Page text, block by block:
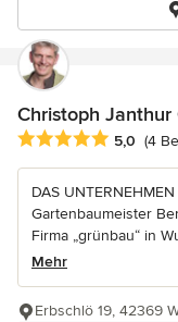
Christoph Janthur
Durchschnittliche
5,0 (4
DAS
Gartenbaumeister
Firma „grünbau“ in
Mehr
Erbschlö 19, 42369